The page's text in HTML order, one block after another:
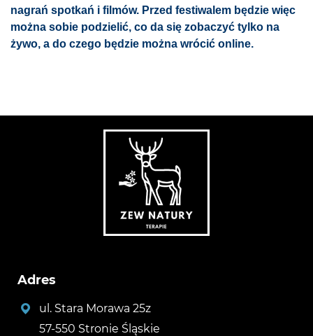
nagrań spotkań i filmów. Przed festiwalem będzie więc
można sobie podzielić, co da się zobaczyć tylko na
żywo, a do czego będzie można wrócić online.
Adres
ul. Stara Morawa 25z
57-550 Stronie Śląskie